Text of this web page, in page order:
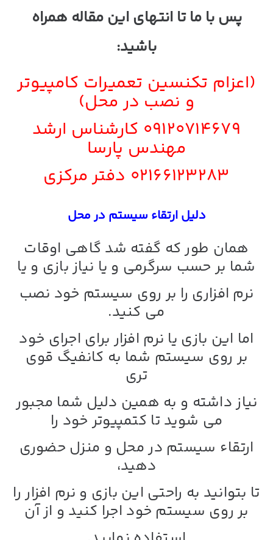
پس با ما تا انتهای این مقاله همراه
باشید:
(اعزام تکنسین تعمیرات کامپیوتر
و نصب در محل)
09120714679 کارشناس ارشد
مهندس پارسا
02166123283 دفتر مرکزی
دلیل ارتقاء سیستم در محل
همان طور که گفته شد گاهی اوقات
شما بر حسب سرگرمی و یا نیاز بازی و یا
نرم افزاری را بر روی سیستم خود نصب
می کنید.
اما این بازی یا نرم افزار برای اجرای خود
بر روی سیستم شما به کانفیگ قوی
تری
نیاز داشته و به همین دلیل شما مجبور
می شوید تا کتمپیوتر خود را
ارتقاء سیستم در محل و منزل حضوری
دهید،
تا بتوانید به راحتی این بازی و نرم افزار را
بر روی سیستم خود اجرا کنید و از آن